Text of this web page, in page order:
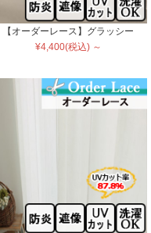
【オーダーレース】グラッシー
¥4,400(税込) ～